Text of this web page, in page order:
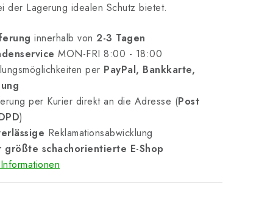
der Lagerung idealen Schutz bietet.
innerhalb von 2-3 Tagen
MON-FRI 8:00 - 18:00
per PayPal, Bankkarte,
per Kurier direkt an die Adresse (Post
)
Reklamationsabwicklung
größte schachorientierte E-Shop